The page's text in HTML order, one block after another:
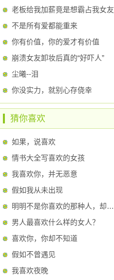
老板给我加薪竟是想霸占我女友
不是所有爱都能重来
你有价值，你的爱才有价值
崩溃女友卸妆后真的“好吓人”
尘曦--泪
你没实力，就别心存侥幸
猜你喜欢
如果，说喜欢
情书大全写喜欢的女孩
我喜欢你，并无恶意
假如我从未出现
明明不是你喜欢的那种人，却偏偏是你喜欢的那个人
男人最喜欢什么样的女人？
喜欢你，你却不知道
假如不曾遇见
我喜欢夜晚